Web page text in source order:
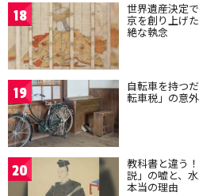
18 世界遺産決定
京を創り上げ
絶な執念
19 自転車を持つ
転車税」の意
20 教科書と違う
説」の嘘と、
本当の理由